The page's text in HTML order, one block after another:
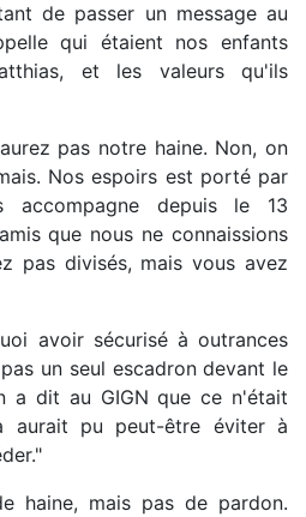
de passer un message au
qui étaient nos enfants
et les valeurs qu'ils
pas notre haine. Non, on
Nos espoirs est porté par
accompagne depuis le 13
que nous ne connaissions
pas divisés, mais vous avez
avoir sécurisé à outrances
un seul escadron devant le
a dit au GIGN que ce n'était
aurait pu peut-être éviter à
haine, mais pas de pardon.